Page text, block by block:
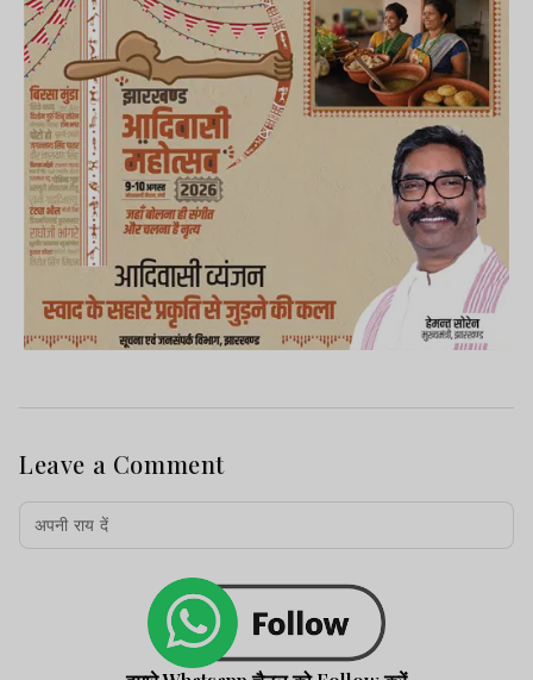
Leave a Comment